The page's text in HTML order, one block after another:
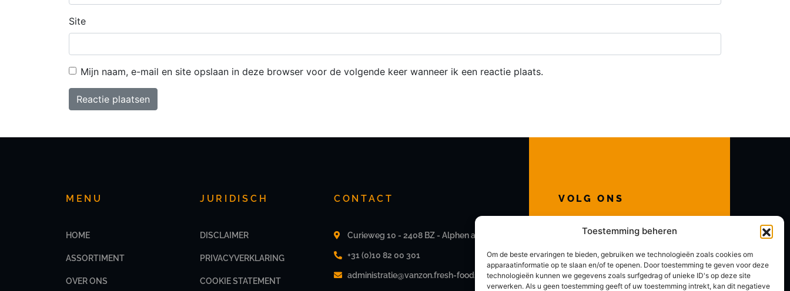
Toestemming beheren
Om de beste ervaringen te bieden, gebruiken we technologieën zoals cookies om
apparaatinformatie op te slaan en/of te openen. Door toestemming te geven voor deze
technologieën kunnen we gegevens zoals surfgedrag of unieke ID's op deze site
verwerken. Als u geen toestemming geeft of uw toestemming intrekt, kan dit negatieve
Site
Mijn naam, e-mail en site opslaan in deze browser voor de volgende keer wanneer ik een reactie plaats.
MENU
HOME
ASSORTIMENT
OVER ONS
JURIDISCH
DISCLAIMER
PRIVACYVERKLARING
COOKIE STATEMENT
CONTACT
Curieweg 10 - 2408 BZ - Alphen a/d Rijn
+31 (0)10 82 00 301
administratie@vanzon.fresh-foods.nl
VOLG ONS